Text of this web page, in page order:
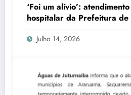
‘Foi um alívio’:
hospitalar da Prefeitura
transforma rotina de
Julho 14, 2026